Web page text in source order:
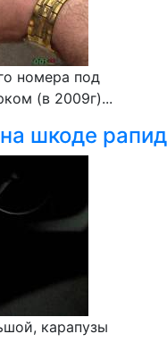
номера под
(в 2009г)...
шкоде рапид
карапузы